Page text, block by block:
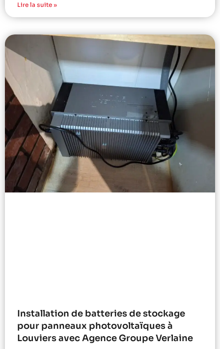
Lire la suite »
Installation de batteries de stockage
pour panneaux photovoltaïques à
Louviers avec Agence Groupe Verlaine